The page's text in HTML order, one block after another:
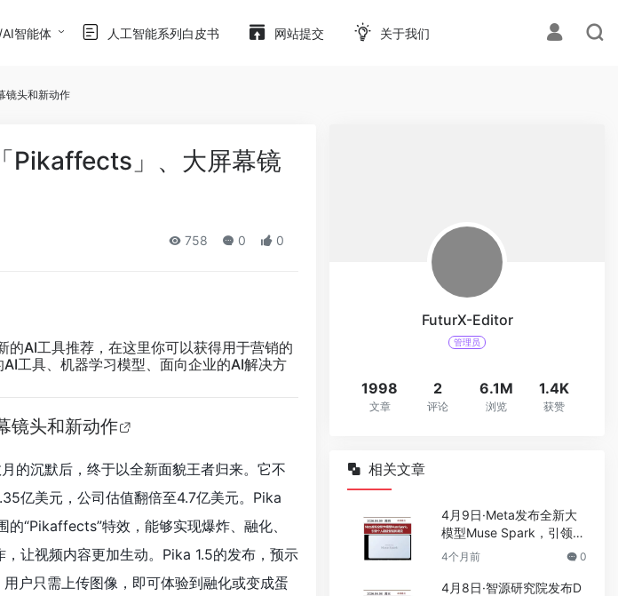
智能体 人工智能系列白皮书 网站提交 关于我们
镜头和新动作
Pikaffects」、大屏幕镜
758 0 0
的AI工具推荐，在这里你可以获得用于营销的
工具、机器学习模型、面向企业的AI解决方
镜头和新动作
的沉默后，终于以全新面貌王者归来。它不
亿美元，公司估值翻倍至4.7亿美元。Pika
“Pikaffects”特效，能够实现爆炸、融化、
让视频内容更加生动。Pika 1.5的发布，预示
户只需上传图像，即可体验到融化或变成蛋
FuturX-Editor
管理员
1998
文章
2
评论
6.1M
浏览
1.4K
获赞
相关文章
4月9日·Meta发布全新大
模型Muse Spark，引领个
人超级智能新潮流
4个月前 0
4月8日·智源研究院发布D